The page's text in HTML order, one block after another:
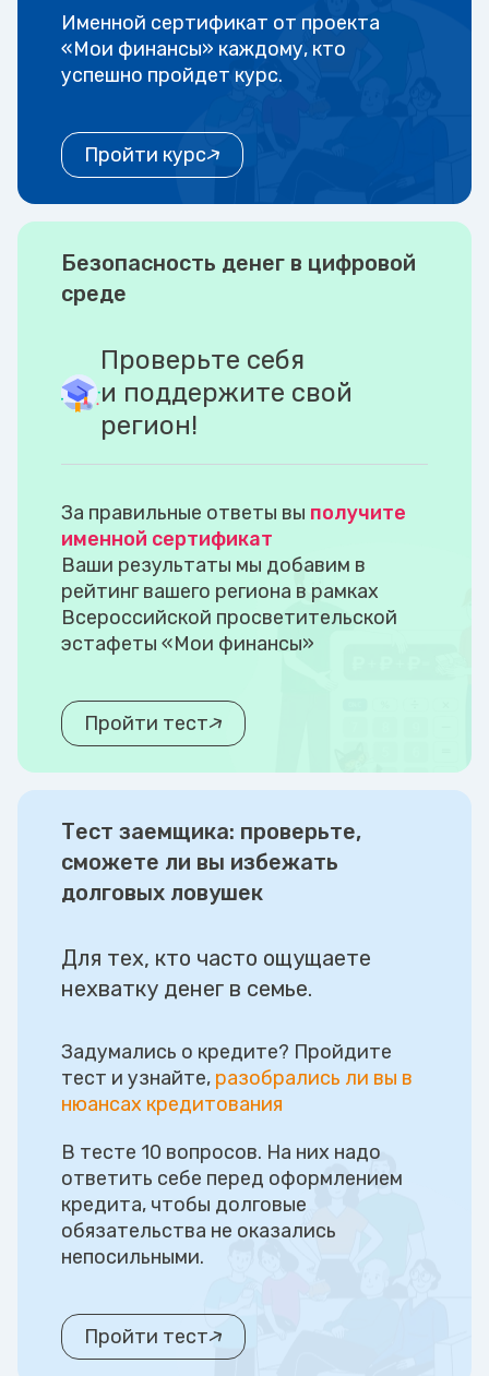
Именной сертификат от проекта
«Мои финансы» каждому, кто
успешно пройдет курс.
Пройти курс
Безопасность денег в цифровой
среде
Проверьте себя
и поддержите свой
регион!
За правильные ответы вы получите
именной сертификат
Ваши результаты мы добавим в
рейтинг вашего региона в рамках
Всероссийской просветительской
эстафеты «Мои финансы»
Пройти тест
Тест заемщика: проверьте,
сможете ли вы избежать
долговых ловушек
Для тех, кто часто ощущаете
нехватку денег в семье.
Задумались о кредите? Пройдите
тест и узнайте, разобрались ли вы в
нюансах кредитования
В тесте 10 вопросов. На них надо
ответить себе перед оформлением
кредита, чтобы долговые
обязательства не оказались
непосильными.
Пройти тест